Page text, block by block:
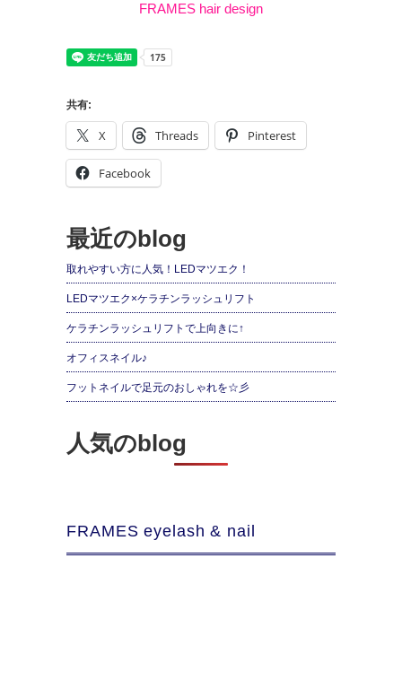
FRAMES hair design
共有:
X Threads Pinterest
Facebook
最近のblog
取れやすい方に人気！LEDマツエク！
LEDマツエク×ケラチンラッシュリフト
ケラチンラッシュリフトで上向きに↑
オフィスネイル♪
フットネイルで足元のおしゃれを☆彡
人気のblog
FRAMES eyelash & nail